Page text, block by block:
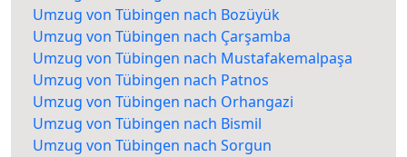
Umzug von Tübingen nach Bozüyük
Umzug von Tübingen nach Çarşamba
Umzug von Tübingen nach Mustafakemalpaşa
Umzug von Tübingen nach Patnos
Umzug von Tübingen nach Orhangazi
Umzug von Tübingen nach Bismil
Umzug von Tübingen nach Sorgun